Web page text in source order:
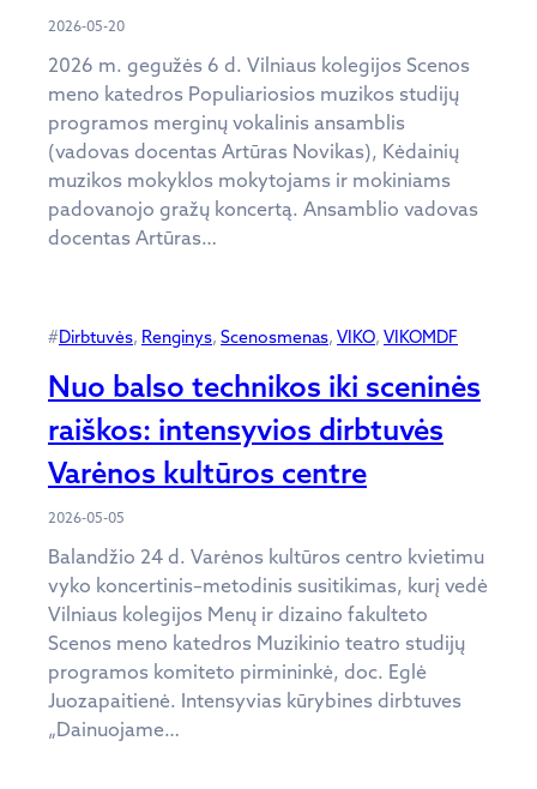
2026-05-20
2026 m. gegužės 6 d. Vilniaus kolegijos Scenos
meno katedros Populiariosios muzikos studijų
programos merginų vokalinis ansamblis
(vadovas docentas Artūras Novikas), Kėdainių
muzikos mokyklos mokytojams ir mokiniams
padovanojo gražų koncertą. Ansamblio vadovas
docentas Artūras…
#Dirbtuvės, Renginys, Scenosmenas, VIKO, VIKOMDF
Nuo balso technikos iki sceninės
raiškos: intensyvios dirbtuvės
Varėnos kultūros centre
2026-05-05
Balandžio 24 d. Varėnos kultūros centro kvietimu
vyko koncertinis–metodinis susitikimas, kurį vedė
Vilniaus kolegijos Menų ir dizaino fakulteto
Scenos meno katedros Muzikinio teatro studijų
programos komiteto pirmininkė, doc. Eglė
Juozapaitienė. Intensyvias kūrybines dirbtuves
„Dainuojame…